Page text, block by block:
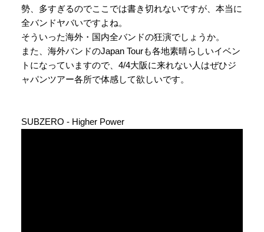
勢、多すぎるのでここでは書き切れないですが、本当に
全バンドヤバいですよね。
そういった海外・国内全バンドの狂演でしょうか。
また、海外バンドのJapan Tourも各地素晴らしいイベン
トになっていますので、4/4大阪に来れない人はぜひジ
ャパンツアー各所で体感して欲しいです。
SUBZERO - Higher Power